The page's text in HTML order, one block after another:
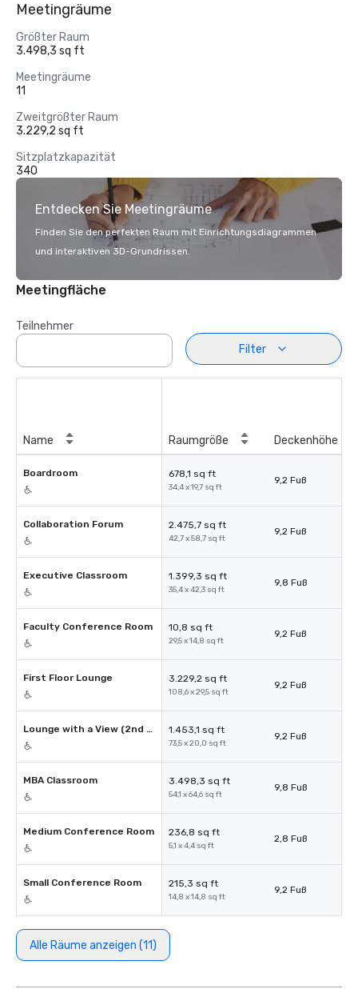
Meetingräume
Größter Raum
3.498,3 sq ft
Meetingräume
11
Zweitgrößter Raum
3.229,2 sq ft
Sitzplatzkapazität
340
Entdecken Sie Meetingräume
Finden Sie den perfekten Raum mit Einrichtungsdiagrammen
und interaktiven 3D-Grundrissen.
Meetingfläche
Teilnehmer
Filter
Name Raumgröße Deckenhöhe
Boardroom 678,1 sq ft
34,4 x 19,7 sq ft
9,2 Fuß
Collaboration Forum 2.475,7 sq ft
42,7 x 58,7 sq ft
9,2 Fuß
Executive Classroom 1.399,3 sq ft
35,4 x 42,3 sq ft
9,8 Fuß
Faculty Conference Room 10,8 sq ft
29,5 x 14,8 sq ft
9,2 Fuß
First Floor Lounge 3.229,2 sq ft
108,6 x 29,5 sq ft
9,2 Fuß
Lounge with a View (2nd floor) 1.453,1 sq ft
73,5 x 20,0 sq ft
9,2 Fuß
MBA Classroom 3.498,3 sq ft
54,1 x 64,6 sq ft
9,8 Fuß
Medium Conference Room 236,8 sq ft
5,1 x 4,4 sq ft
2,8 Fuß
Small Conference Room 215,3 sq ft
14,8 x 14,8 sq ft
9,2 Fuß
Alle Räume anzeigen (11)